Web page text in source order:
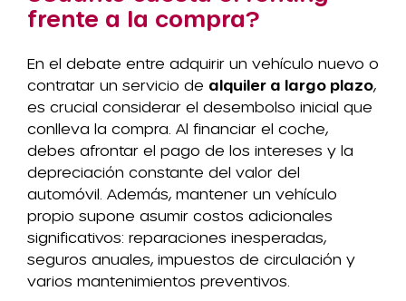
frente a la compra?
En el debate entre adquirir un vehículo nuevo o
contratar un servicio de alquiler a largo plazo,
es crucial considerar el desembolso inicial que
conlleva la compra. Al financiar el coche,
debes afrontar el pago de los intereses y la
depreciación constante del valor del
automóvil. Además, mantener un vehículo
propio supone asumir costos adicionales
significativos: reparaciones inesperadas,
seguros anuales, impuestos de circulación y
varios mantenimientos preventivos.